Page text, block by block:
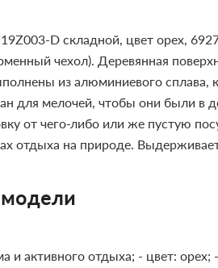
D складной, цвет орех,
чехол). Деревянная
из алюминиевого сплава,
для мелочей, чтобы они были в
от чего-либо или же пустую
отдыха на природе.
модели
и активного отдыха; - цвет: орех;